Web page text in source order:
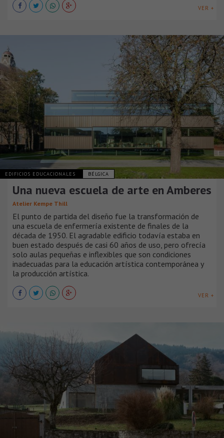
VER +
EDIFICIOS EDUCACIONALES BÉLGICA
Una nueva escuela de arte en Amberes
Atelier Kempe Thill
El punto de partida del diseño fue la transformación de
una escuela de enfermería existente de finales de la
década de 1950. El agradable edificio todavía estaba en
buen estado después de casi 60 años de uso, pero ofrecía
solo aulas pequeñas e inflexibles que son condiciones
inadecuadas para la educación artística contemporánea y
la producción artística.
VER +